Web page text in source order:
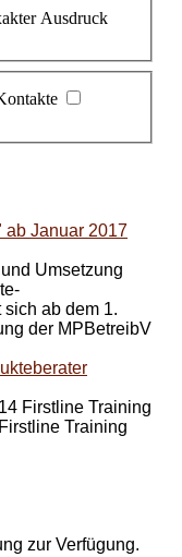
Ausdruck
ab Januar 2017
Umsetzung
-
sich ab dem 1.
der MPBetreibV
Firstline Training
Training
zur Verfügung.